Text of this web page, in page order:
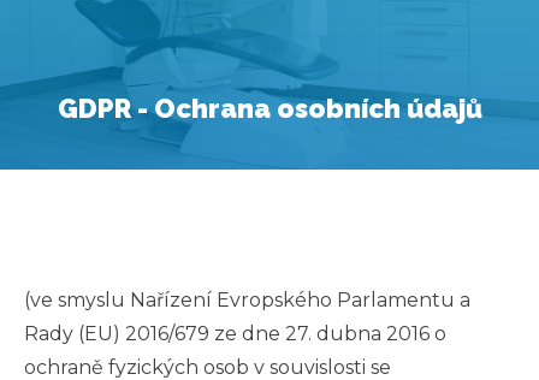
GDPR - Ochrana osobních údajů
(ve smyslu Nařízení Evropského Parlamentu a
Rady (EU) 2016/679 ze dne 27. dubna 2016 o
ochraně fyzických osob v souvislosti se